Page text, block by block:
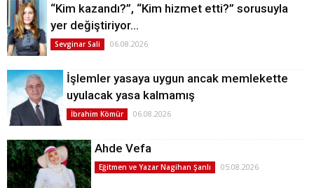
“Kim kazandı?”, “Kim hizmet etti?” sorusuyla
yer değiştiriyor…
Sevginar Sali 06.08.2026
İşlemler yasaya uygun ancak memlekette
uyulacak yasa kalmamış
İbrahim Kömür 06.08.2026
Ahde Vefa
Eğitmen ve Yazar Nagihan Şanlı 05.08.2026